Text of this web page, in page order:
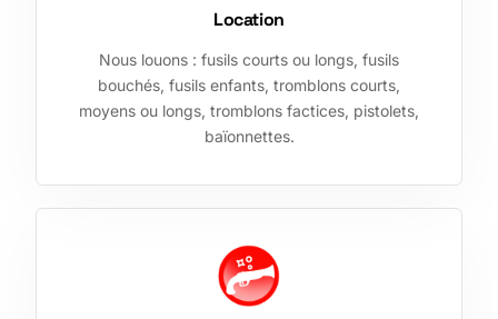
Location
Nous louons : fusils courts ou longs, fusils
bouchés, fusils enfants, tromblons courts,
moyens ou longs, tromblons factices, pistolets,
baïonnettes.